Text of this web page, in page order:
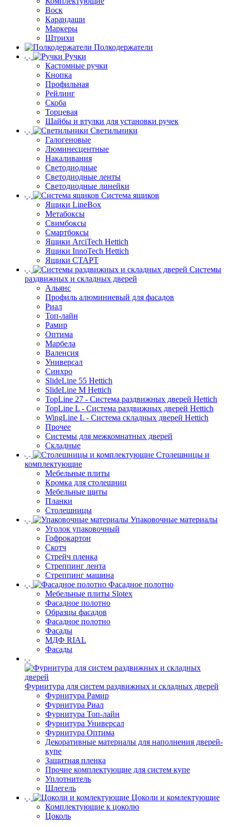
Воск
Карандаши
Маркеры
Штрихи
Полкодержатели
Ручки
Кастомные ручки
Кнопка
Профильная
Рейлинг
Скоба
Торцевая
Шайбы и втулки для установки ручек
Светильники
Галогеновые
Люминесцентные
Накаливания
Светодиодные
Светодиодные ленты
Светодиодные линейки
Система ящиков
Ящики LineBox
Метабоксы
Свимбоксы
Смартбоксы
Ящики ArciTech Hettich
Ящики InnoTech Hettich
Ящики СТАРТ
Системы
раздвижных и складных дверей
Альянс
Профиль алюминиевый для фасадов
Риал
Топ-лайн
Рамир
Оптима
Марбела
Валенсия
Универсал
Синхро
SlideLine 55 Hettich
SlideLine M Hettich
TopLine 27 - Система раздвижных дверей Hettich
TopLine L - Система раздвижных дверей Hettich
WingLine L - Система складных дверей Hettich
Прочее
Системы для межкомнатных дверей
Складные
Столешницы и
комплектующие
Мебельные плиты
Кромка для столешниц
Мебельные щиты
Планки
Столешницы
Упаковочные материалы
Уголок упаковочный
Гофрокартон
Скотч
Стрейч пленка
Стреппинг лента
Стреппинг машина
Фасадное полотно
Мебельные плиты Slotex
Фасадное полотно
Образцы фасадов
Фасадное полотно
Фасады
МДФ RIAL
Фасады
Фурнитура для систем раздвижных и складных дверей
Фурнитура Рамир
Фурнитура Риал
Фурнитура Топ-лайн
Фурнитура Универсал
Фурнитура Оптима
Декоративные материалы для наполнения дверей-
купе
Защитная пленка
Прочие комплектующие для систем купе
Уплотнитель
Шлегель
Цоколи и комлектующие
Комплектующие к цоколю
Цоколь